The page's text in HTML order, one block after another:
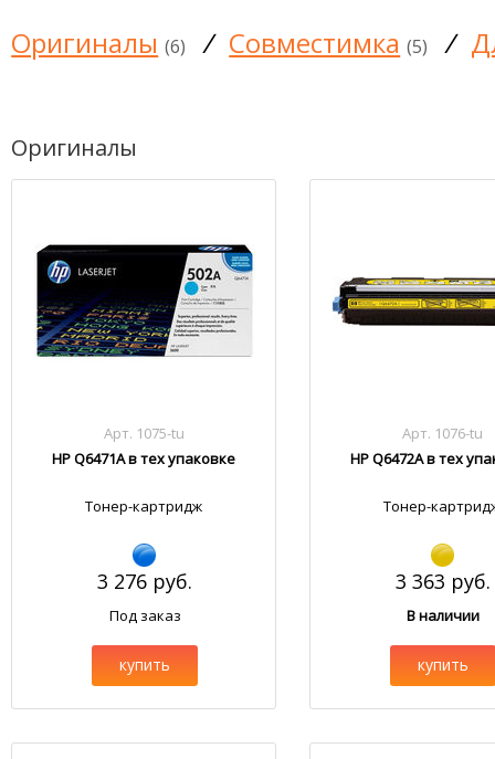
Оригиналы (6) / Совместимка (5) /
Оригиналы
Арт. 1075-tu
HP Q6471A в тех упаковке
Тонер-картридж
3 276 руб.
Под заказ
купить
Арт. 1076-tu
HP Q6472A в тех
Тонер-
3 363 руб.
В наличии
купить